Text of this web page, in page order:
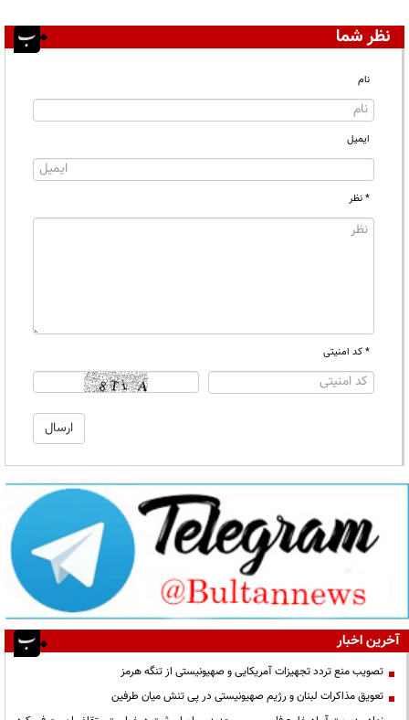
نظر شما
نام
ایمیل
* نظر
* کد امنیتی
آخرین اخبار
تصویب منع تردد تجهیزات آمریکایی و صهیونیستی از تنگه هرمز
تعویق مذاکرات لبنان و رژیم صهیونیستی در پی تنش میان طرفین